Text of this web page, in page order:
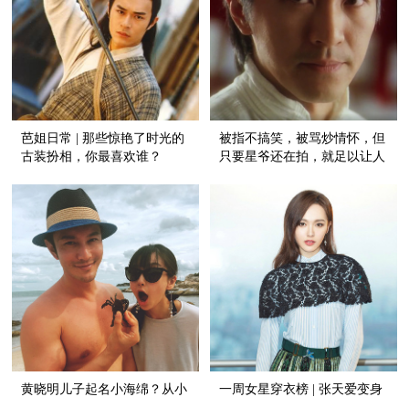
芭姐日常 | 那些惊艳了时光的
古装扮相，你最喜欢谁？
被指不搞笑，被骂炒情怀，但
只要星爷还在拍，就足以让人
黄晓明儿子起名小海绵？从小
一周女星穿衣榜 | 张天爱变身